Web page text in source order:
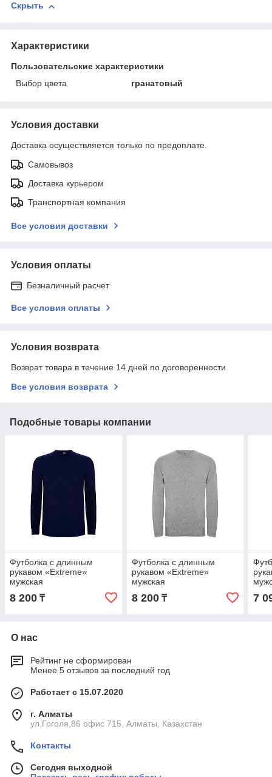
Скрыть
Характеристики
Пользовательские характеристики
Выбор цвета
гранатовый
Условия доставки
Доставка осуществляется только по предоплате.
Самовывоз
Доставка курьером
Транспортная компания
Все условия доставки
Условия оплаты
Безналичный расчет
Все условия оплаты
Условия возврата
Возврат товара в течение 14 дней по договоренности
Все условия возврата
Подобные товары компании
Футболка c длинным
рукавом «Extreme»
мужская
8 200 ₸
Футболка c длинным
рукавом «Extreme»
мужская
8 200₸ 7
О нас
Рейтинг не сформирован
Менее 5 отзывов за последний год
Работает с 15.07.2020
г. Алматы
ул.Гоголя,86 офис 715, Алматы, Казахстан
Контакты
Сегодня выходной